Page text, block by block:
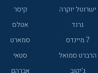
ישרוטל יוקרה
קיסר
גרנד
אטלס
7 מיינדס
סמארט
הרברט סמואל
סטאי
ג'יקוב
אברהם